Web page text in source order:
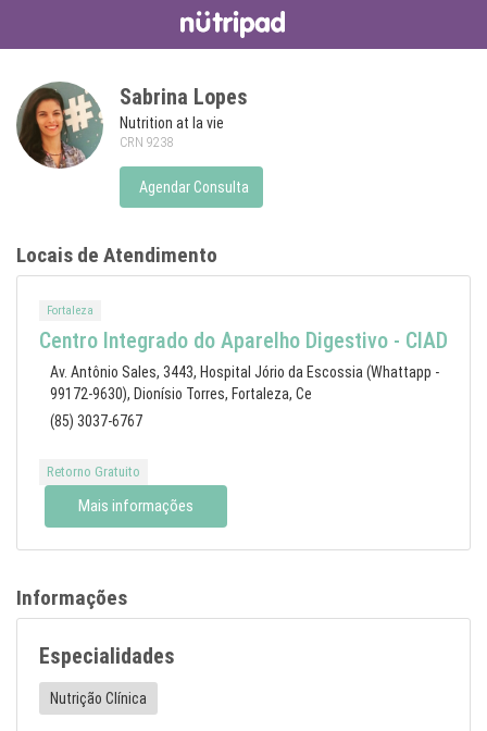
Sabrina Lopes
Nutrition at la vie
CRN 9238
Agendar Consulta
Locais de Atendimento
Fortaleza
Centro Integrado do Aparelho Digestivo - CIAD
Av. Antônio Sales, 3443, Hospital Jório da Escossia (Whattapp -
99172-9630), Dionísio Torres, Fortaleza, Ce
(85) 3037-6767
Retorno Gratuito
Mais informações
Informações
Especialidades
Nutrição Clínica